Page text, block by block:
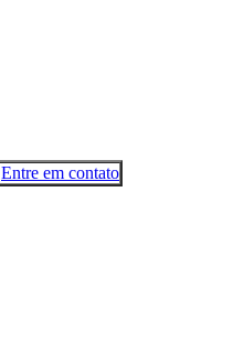
Entre em contato